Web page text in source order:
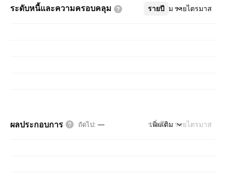
ระดับหนี้และความครอบคลุม รายปี รายไตรมาส
เพิ่มเติม
ผลประกอบการ ถัดไป: — รายปี รายไตรมาส
เพิ่มเติม